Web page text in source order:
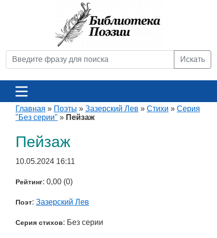
Искать
Главная » Поэты » Зазерский Лев » Стихи » Серия
"Без серии" » Пейзаж
Пейзаж
10.05.2024 16:11
Рейтинг: 0,00 (0)
Поэт: Зазерский Лев
Серия стихов: Без серии